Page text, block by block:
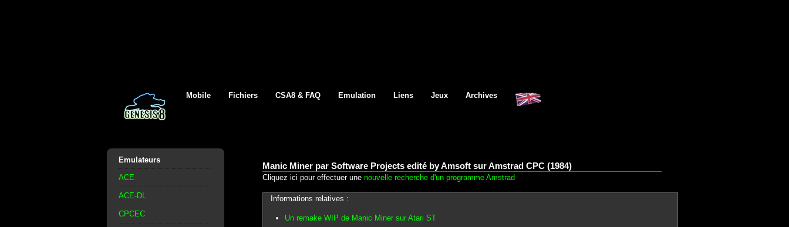
Mobile Fichiers CSA8 & FAQ Emulation Liens Jeux Archives
Emulateurs
ACE
ACE-DL
CPCEC
Manic Miner par Software Projects edité by Amsoft sur Amstrad CPC (1984)
Cliquez ici pour effectuer une nouvelle recherche d'un programme Amstrad
Informations relatives :
Un remake WIP de Manic Miner sur Atari ST